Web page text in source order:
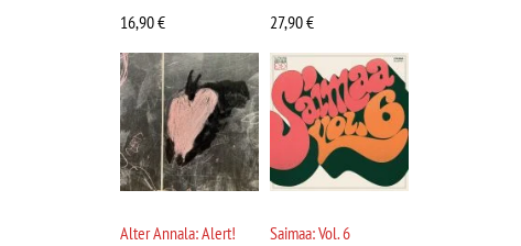
16,90€
27,90€
Alter Annala: Alert!
Saimaa: Vol. 6